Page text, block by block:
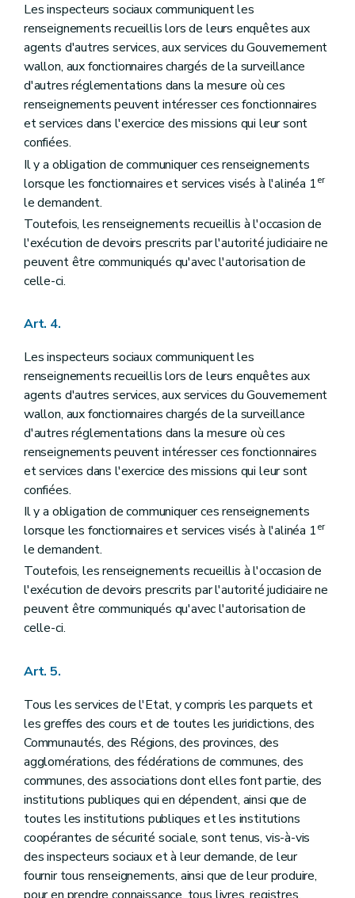
Les inspecteurs sociaux communiquent les
renseignements recueillis lors de leurs enquêtes aux
agents d'autres services, aux services du Gouvernement
wallon, aux fonctionnaires chargés de la surveillance
d'autres réglementations dans la mesure où ces
renseignements peuvent intéresser ces fonctionnaires
et services dans l'exercice des missions qui leur sont
confiées.
Il y a obligation de communiquer ces renseignements
lorsque les fonctionnaires et services visés à l'alinéa 1er
le demandent.
Toutefois, les renseignements recueillis à l'occasion de
l'exécution de devoirs prescrits par l'autorité judiciaire ne
peuvent être communiqués qu'avec l'autorisation de
celle-ci.
Art. 4.
Les inspecteurs sociaux communiquent les
renseignements recueillis lors de leurs enquêtes aux
agents d'autres services, aux services du Gouvernement
wallon, aux fonctionnaires chargés de la surveillance
d'autres réglementations dans la mesure où ces
renseignements peuvent intéresser ces fonctionnaires
et services dans l'exercice des missions qui leur sont
confiées.
Il y a obligation de communiquer ces renseignements
lorsque les fonctionnaires et services visés à l'alinéa 1er
le demandent.
Toutefois, les renseignements recueillis à l'occasion de
l'exécution de devoirs prescrits par l'autorité judiciaire ne
peuvent être communiqués qu'avec l'autorisation de
celle-ci.
Art. 5.
Tous les services de l'Etat, y compris les parquets et
les greffes des cours et de toutes les juridictions, des
Communautés, des Régions, des provinces, des
agglomérations, des fédérations de communes, des
communes, des associations dont elles font partie, des
institutions publiques qui en dépendent, ainsi que de
toutes les institutions publiques et les institutions
coopérantes de sécurité sociale, sont tenus, vis-à-vis
des inspecteurs sociaux et à leur demande, de leur
fournir tous renseignements, ainsi que de leur produire,
pour en prendre connaissance, tous livres, registres,